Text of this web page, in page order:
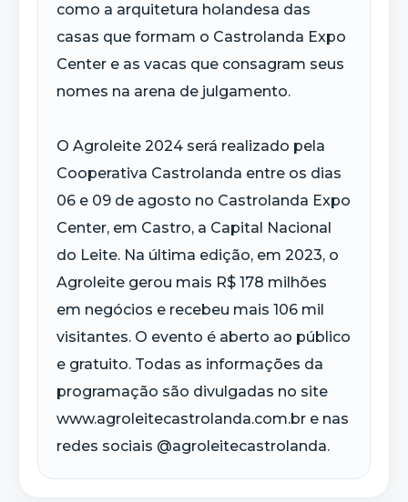
como a arquitetura holandesa das
casas que formam o Castrolanda Expo
Center e as vacas que consagram seus
nomes na arena de julgamento.
O Agroleite 2024 será realizado pela
Cooperativa Castrolanda entre os dias
06 e 09 de agosto no Castrolanda Expo
Center, em Castro, a Capital Nacional
do Leite. Na última edição, em 2023, o
Agroleite gerou mais R$ 178 milhões
em negócios e recebeu mais 106 mil
visitantes. O evento é aberto ao público
e gratuito. Todas as informações da
programação são divulgadas no site
www.agroleitecastrolanda.com.br e nas
redes sociais @agroleitecastrolanda.